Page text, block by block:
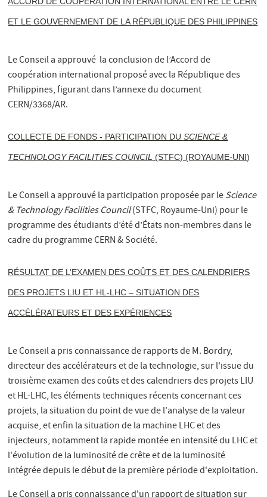
ET LE GOUVERNEMENT DE LA RÉPUBLIQUE DES PHILIPPINES
Le Conseil a approuvé la conclusion de l’Accord de
coopération international proposé avec la République des
Philippines, figurant dans l’annexe du document
CERN/3368/AR.
COLLECTE DE FONDS - PARTICIPATION DUSCIENCE &
TECHNOLOGY FACILITIES COUNCIL (STFC) (ROYAUME-UNI)
Le Conseil a approuvé la participation proposée par leScience
& Technology Facilities Council(STFC, Royaume-Uni) pour le
programme des étudiants d’été d’États non-membres dans le
cadre du programme CERN & Société.
RÉSULTAT DE L’EXAMEN DES COÛTS ET DES CALENDRIERS
DES PROJETS LIU ET HL-LHC – SITUATION DES
ACCÉLÉRATEURS ET DES EXPÉRIENCES
Le Conseil a pris connaissance de rapports de M. Bordry,
directeur des accélérateurs et de la technologie, sur l'issue du
troisième examen des coûts et des calendriers des projets LIU
et HL-LHC, les éléments techniques récents concernant ces
projets, la situation du point de vue de l'analyse de la valeur
acquise, et enfin la situation de la machine LHC et des
injecteurs, notamment la rapide montée en intensité du LHC et
l'évolution de la luminosité de crête et de la luminosité
intégrée depuis le début de la première période d'exploitation.